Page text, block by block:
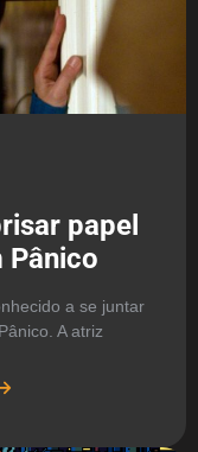
papel
Pânico
a se juntar
A atriz